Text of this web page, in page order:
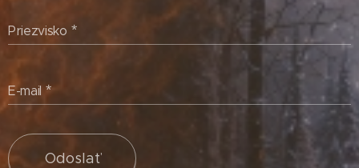
Priezvisko
E-mail
Odoslať